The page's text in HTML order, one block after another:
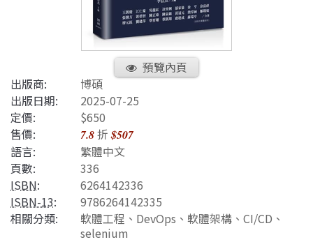
預覽內頁
出版商:
博碩
出版日期:
2025-07-25
定價:
$650
售價:
7.8折$507
語言:
繁體中文
頁數:
336
ISBN:
6264142336
ISBN-13:
9786264142335
相關分類:
軟體工程 、 DevOps 、 軟體架構 、 CI/CD 、
selenium